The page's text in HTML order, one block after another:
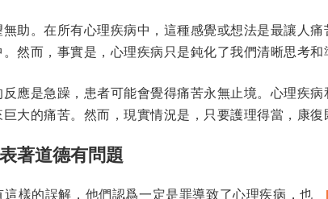
助。在所有心理疾病中，這種感覺或想法是最讓人
然而，事實是，心理疾病只是鈍化了我們清晰思考和
應是急躁，患者可能會覺得痛苦永無止境。心理疾
大的痛苦。然而，現實情況是，只要護理得當，康復
著道德有問題
樣的誤解，他們認爲一定是罪導致了心理疾病，也